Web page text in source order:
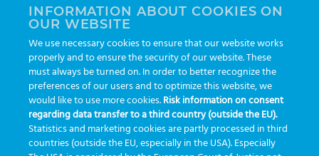
auditoria automação
congresso customização dashboard DICQ eficiência
enterprise etrack flebotomista governança clínica
GreinerBioOne greinerbioonebr HL7 IA informação
inovação ISO15189 laboratório novas tecnologias PALC
preanalitica processo de coleta produtividade
INFORMATION ABOUT COOKIES ON
OUR WEBSITE
We use necessary cookies to ensure that our website works
properly and to ensure the security of our website. These
must always be turned on. In order to better recognize the
preferences of our users and to optimize this website, we
would like to use more cookies.Risk information on consent
regarding data transfer to a third country (outside the EU).
Statistics and marketing cookies are partly processed in third
countries (outside the EU, especially in the USA). Especially